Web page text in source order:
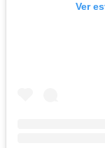
Ver